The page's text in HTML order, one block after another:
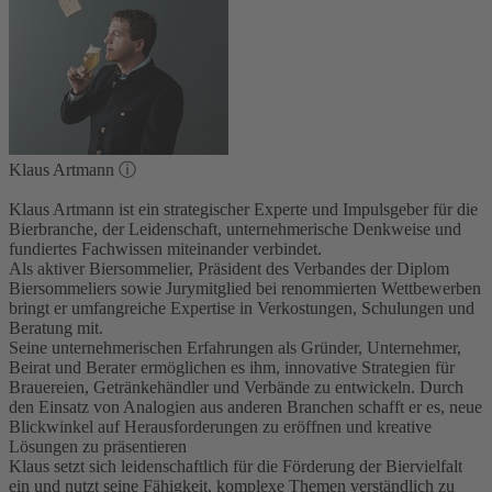
Klaus Artmann ⓘ
Klaus Artmann ist ein strategischer Experte und Impulsgeber für die
Bierbranche, der Leidenschaft, unternehmerische Denkweise und
fundiertes Fachwissen miteinander verbindet.
Als aktiver Biersommelier, Präsident des Verbandes der Diplom
Biersommeliers sowie Jurymitglied bei renommierten Wettbewerben
bringt er umfangreiche Expertise in Verkostungen, Schulungen und
Beratung mit.
Seine unternehmerischen Erfahrungen als Gründer, Unternehmer,
Beirat und Berater ermöglichen es ihm, innovative Strategien für
Brauereien, Getränkehändler und Verbände zu entwickeln. Durch
den Einsatz von Analogien aus anderen Branchen schafft er es, neue
Blickwinkel auf Herausforderungen zu eröffnen und kreative
Lösungen zu präsentieren
Klaus setzt sich leidenschaftlich für die Förderung der Biervielfalt
ein und nutzt seine Fähigkeit, komplexe Themen verständlich zu